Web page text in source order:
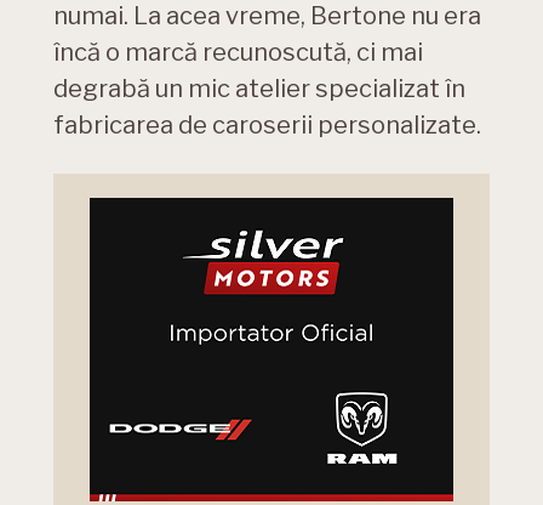
numai. La acea vreme, Bertone nu era
încă o marcă recunoscută, ci mai
degrabă un mic atelier specializat în
fabricarea de caroserii personalizate.